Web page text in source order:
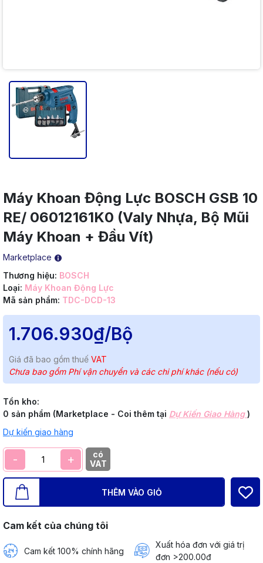
Máy Khoan Động Lực BOSCH GSB 10
RE/ 06012161K0 (Valy Nhựa, Bộ Mũi
Máy Khoan + Đầu Vít)
Marketplace
Thương hiệu: BOSCH
Loại: Máy Khoan Động Lực
Mã sản phẩm: TDC-DCD-13
1.706.930₫/Bộ
Giá đã bao gồm thuế VAT
Chưa bao gồm Phí vận chuyển và các chi phí khác (nếu có)
Tồn kho:
0 sản phẩm (Marketplace - Coi thêm tại Dự Kiến Giao Hàng)
Dự kiến giao hàng
- +
có
VAT
THÊM VÀO GIỎ
Cam kết của chúng tôi
Cam kết 100% chính hãng
Xuất hóa đơn với giá trị
đơn >200.00đ